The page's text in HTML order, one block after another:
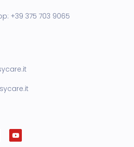
+39 375 703 9065